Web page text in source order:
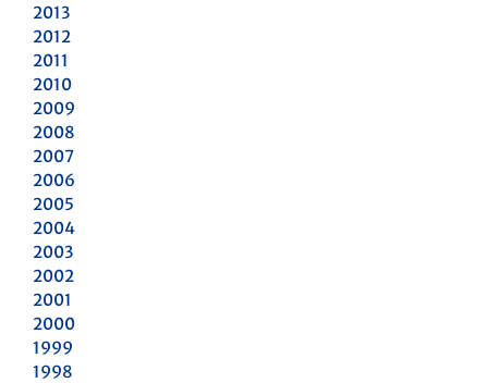
2013
2012
2011
2010
2009
2008
2007
2006
2005
2004
2003
2002
2001
2000
1999
1998